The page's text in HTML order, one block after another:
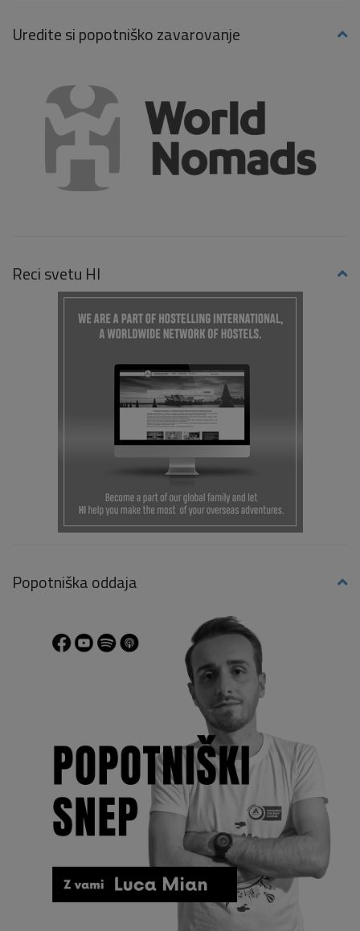
Uredite si popotniško zavarovanje
Reci svetu HI
Popotniška oddaja